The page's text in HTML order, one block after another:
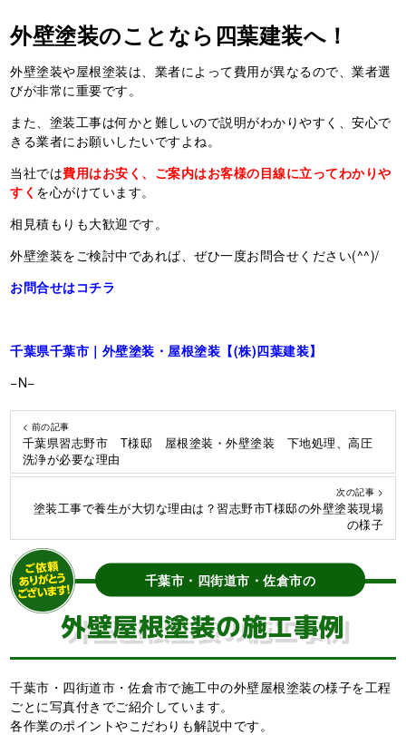
外壁塗装のことなら四葉建装へ！
外壁塗装や屋根塗装は、業者によって費用が異なるので、業者選
びが非常に重要です。
また、塗装工事は何かと難しいので説明がわかりやすく、安心で
きる業者にお願いしたいですよね。
当社では費用はお安く、ご案内はお客様の目線に立ってわかりや
すく を心がけています。
相見積もりも大歓迎です。
外壁塗装をご検討中であれば、ぜひ一度お問合せください(^^)/
お問合せはコチラ
千葉県千葉市｜外壁塗装・屋根塗装【(株)四葉建装】
−N−
< 前の記事
千葉県習志野市 T様邸 屋根塗装・外壁塗装 下地処理、高圧
洗浄が必要な理由
次の記事 >
塗装工事で養生が大切な理由は？習志野市T様邸の外壁塗装現場
の様子
千葉市・四街道市・佐倉市の
外壁屋根塗装の施工事例
千葉市・四街道市・佐倉市で施工中の外壁屋根塗装の様子を工程
ごとに写真付きでご紹介しています。
各作業のポイントやこだわりも解説中です。